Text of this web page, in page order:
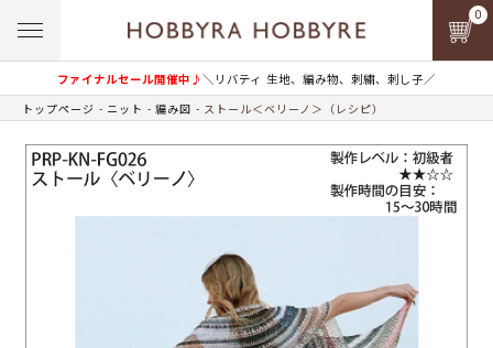
ファイナルセール開催中♪＼リバティ 生地、編み物、刺繍、刺し子／
0
トップページ ニット 編み図 ストール＜ベリーノ＞（レシピ）